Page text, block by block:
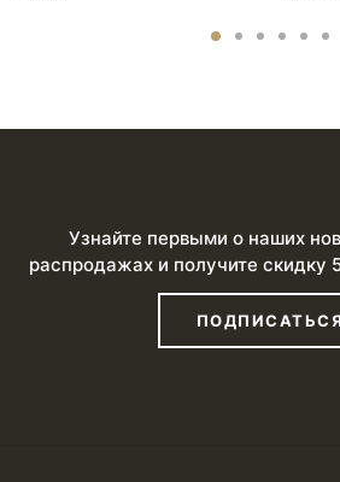
Узнайте первыми о наших
распродажах и получите скидку
ПОДПИСАТЬСЯ